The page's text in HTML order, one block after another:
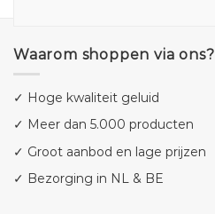
Waarom shoppen via ons?
✓ Hoge kwaliteit geluid
✓ Meer dan 5.000 producten
✓ Groot aanbod en lage prijzen
✓ Bezorging in NL & BE